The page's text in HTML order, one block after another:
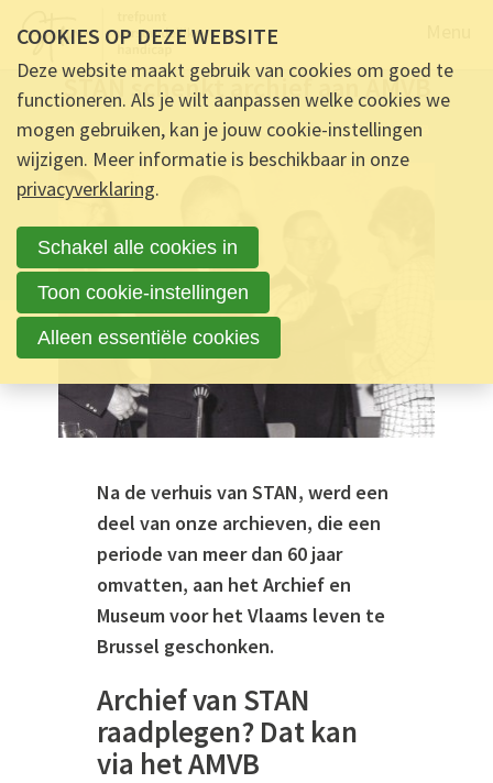
STAN schenkt archief aan AMVB
Ontmoet & Deel STAN schenkt archief aan AMVB
Na de verhuis van STAN, werd een
deel van onze archieven, die een
periode van meer dan 60 jaar
omvatten, aan het Archief en
Museum voor het Vlaams leven te
Brussel geschonken.
Archief van STAN
raadplegen? Dat kan
via het AMVB
COOKIES OP DEZE WEBSITE
Deze website maakt gebruik van cookies om goed te
functioneren. Als je wilt aanpassen welke cookies we
mogen gebruiken, kan je jouw cookie-instellingen
wijzigen. Meer informatie is beschikbaar in onze
privacyverklaring.
Schakel alle cookies in
Toon cookie-instellingen
Alleen essentiële cookies